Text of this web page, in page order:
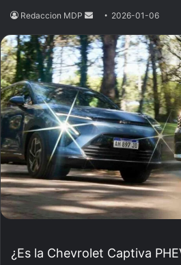
Redaccion MDP
Send
email
2026-01-06
¿Es la Chevrolet Captiva